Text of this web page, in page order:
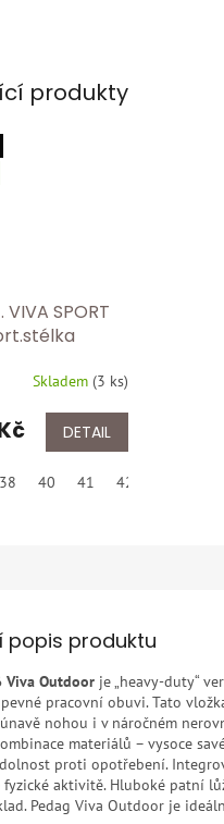
produkty
VIVA SPORT
Skladem (3 ks)
DETAIL
38 40 41 42
popis produktu
Viva Outdoor je „heavy-duty“
pracovní obuvi. Tato
nohou i v náročném
materiálů – vysoce
proti opotřebení.
aktivitě. Hluboké patní
Pedag Viva Outdoor je